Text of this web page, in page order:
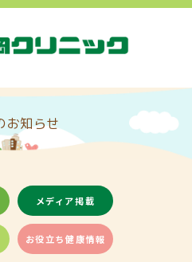
お知らせ
メディア掲載
お役立ち健康情報